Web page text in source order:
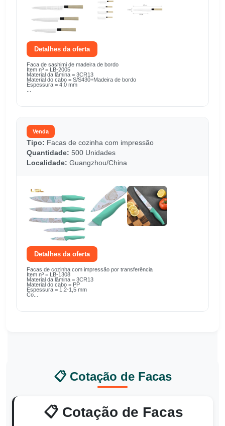
Detalhes da oferta
Faca de sashimi de madeira de bordo
Item nº = LB-2005
Material da lâmina = 3CR13
Material do cabo = S/S430+Madeira de bordo
Espessura = 4,0 mm
Venda
Tipo: Facas de cozinha com impressão
Quantidade: 500 Unidades
Localidade: Guangzhou/China
Detalhes da oferta
Facas de cozinha com impressão por transferência
Item nº = LB-1308
Material da lâmina = 3CR13
Material do cabo = PP
Espessura = 1,2-1,5 mm
Co...
📋 Cotação de Facas
📋 Cotação de Facas